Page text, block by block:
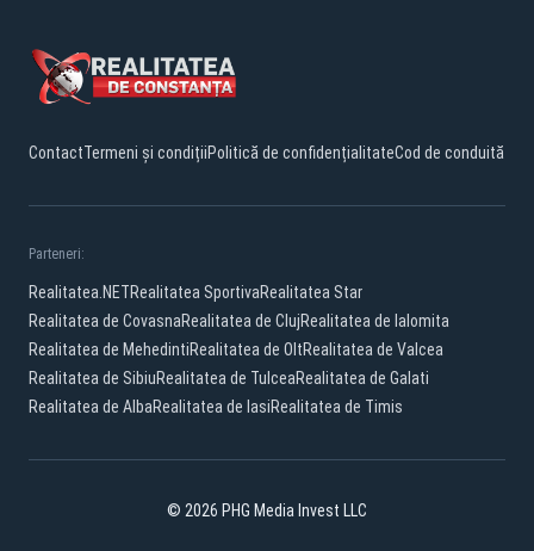
ContactTermeni și condițiiPolitică de confidențialitateCod de conduită
Parteneri:
Realitatea.NETRealitatea SportivaRealitatea Star
Realitatea de CovasnaRealitatea de ClujRealitatea de Ialomita
Realitatea de MehedintiRealitatea de OltRealitatea de Valcea
Realitatea de SibiuRealitatea de TulceaRealitatea de Galati
Realitatea de AlbaRealitatea de IasiRealitatea de Timis
© 2026 PHG Media Invest LLC